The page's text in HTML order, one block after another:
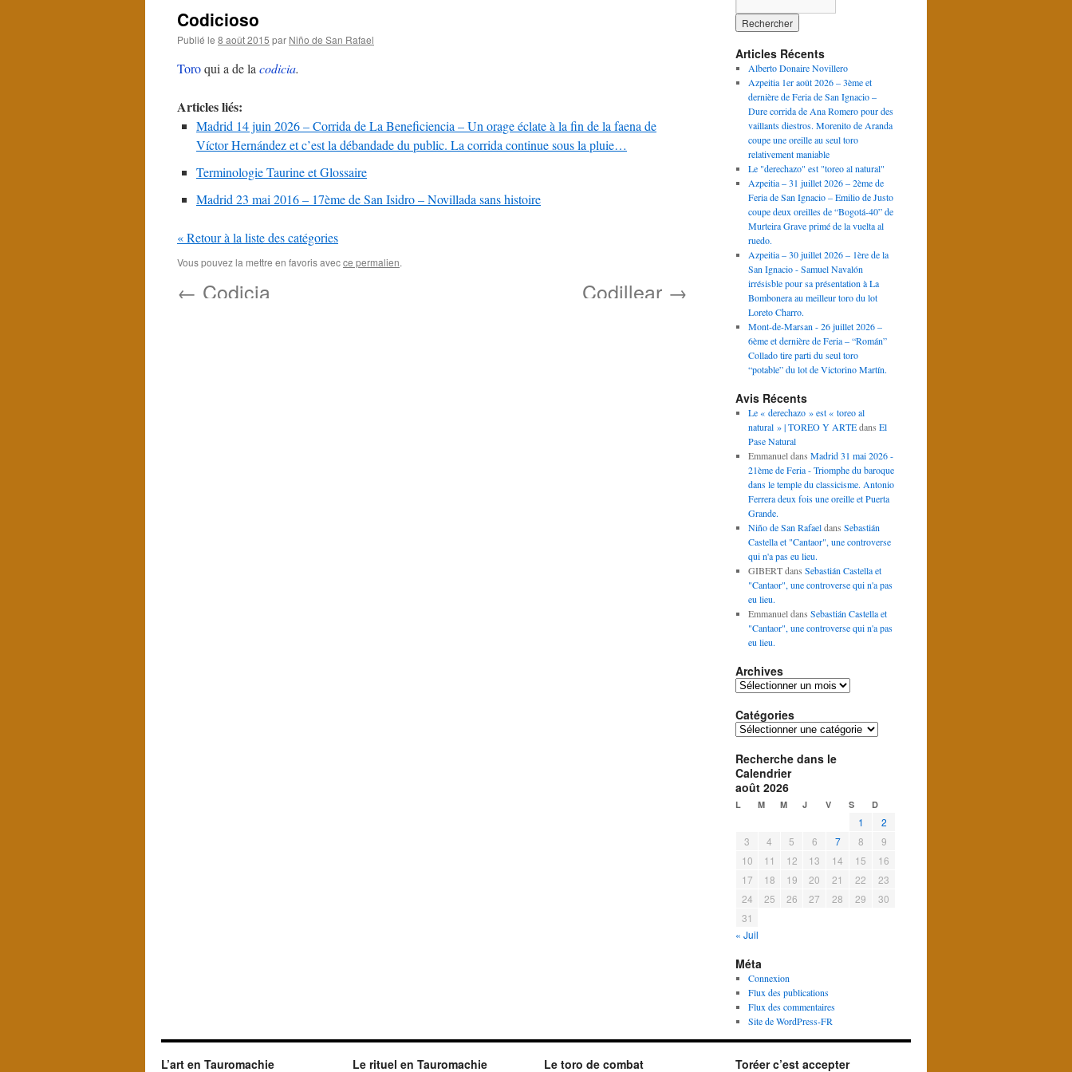
Codicioso
Publié le 8 août 2015 par Niño de San Rafael
Toroqui a de la codicia.
Articles liés:
Madrid 14 juin 2026 – Corrida de La Beneficiencia – Un orage éclate à la fin de la faena de
Víctor Hernández et c’est la débandade du public. La corrida continue sous la pluie…
Terminologie Taurine et Glossaire
Madrid 23 mai 2016 – 17ème de San Isidro – Novillada sans histoire
« Retour à la liste des catégories
Vous pouvez la mettre en favoris avecce permalien.
← Codicia Codillear →
Articles Récents
Alberto Donaire Novillero
Azpeitia 1er août 2026 – 3ème et
dernière de Feria de San Ignacio –
Dure corrida de Ana Romero pour des
vaillants diestros. Morenito de Aranda
coupe une oreille au seul toro
relativement maniable
Le "derechazo" est "toreo al natural"
Azpeitia – 31 juillet 2026 – 2ème de
Feria de San Ignacio – Emilio de Justo
coupe deux oreilles de “Bogotá-40” de
Murteira Grave primé de la vuelta al
ruedo.
Azpeitia – 30 juillet 2026 – 1ère de la
San Ignacio - Samuel Navalón
irrésisble pour sa présentation à La
Bombonera au meilleur toro du lot
Loreto Charro.
Mont-de-Marsan - 26 juillet 2026 –
6ème et dernière de Feria – “Román”
Collado tire parti du seul toro
“potable” du lot de Victorino Martín.
Avis Récents
Le « derechazo » est « toreo al
natural » | TOREO Y ARTEdans El
Pase Natural
Emmanueldans Madrid 31 mai 2026 -
21ème de Feria - Triomphe du baroque
dans le temple du classicisme. Antonio
Ferrera deux fois une oreille et Puerta
Grande.
Niño de San Rafaeldans Sebastián
Castella et "Cantaor", une controverse
qui n'a pas eu lieu.
GIBERTdans Sebastián Castella et
"Cantaor", une controverse qui n'a pas
eu lieu.
Emmanueldans Sebastián Castella et
"Cantaor", une controverse qui n'a pas
eu lieu.
Archives
Archives
Catégories
Catégories
Recherche dans le
Calendrier
août 2026
L M M J V S D
1
2
3
4 5 6 7 8
9
10
11 12 13 14 15
16
17
18 19 20 21 22
23
24
25 26 27 28 29
30
31
« Juil
Méta
Connexion
Flux des publications
Flux des commentaires
Site de WordPress-FR
L’art en Tauromachie Le rituel en Tauromachie Le toro de combat
Toréer c’est accepter